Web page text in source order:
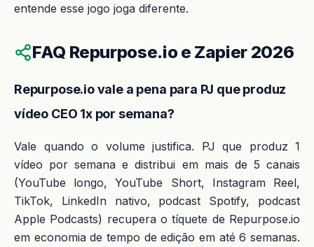
entende esse jogo joga diferente.
FAQ Repurpose.io e Zapier 2026
Repurpose.io vale a pena para PJ que produz
vídeo CEO 1x por semana?
Vale quando o volume justifica. PJ que produz 1
vídeo por semana e distribui em mais de 5 canais
(YouTube longo, YouTube Short, Instagram Reel,
TikTok, LinkedIn nativo, podcast Spotify, podcast
Apple Podcasts) recupera o tíquete de Repurpose.io
em economia de tempo de edição em até 6 semanas.